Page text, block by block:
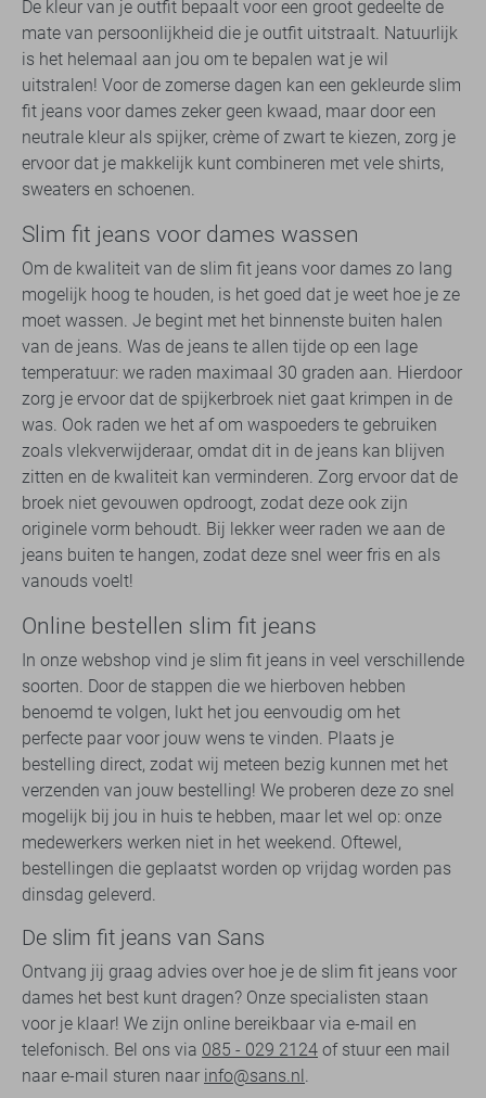
De kleur van je outfit bepaalt voor een groot gedeelte de
mate van persoonlijkheid die je outfit uitstraalt. Natuurlijk
is het helemaal aan jou om te bepalen wat je wil
uitstralen! Voor de zomerse dagen kan een gekleurde slim
fit jeans voor dames zeker geen kwaad, maar door een
neutrale kleur als spijker, crème of zwart te kiezen, zorg je
ervoor dat je makkelijk kunt combineren met vele shirts,
sweaters en schoenen.
Slim fit jeans voor dames wassen
Om de kwaliteit van de slim fit jeans voor dames zo lang
mogelijk hoog te houden, is het goed dat je weet hoe je ze
moet wassen. Je begint met het binnenste buiten halen
van de jeans. Was de jeans te allen tijde op een lage
temperatuur: we raden maximaal 30 graden aan. Hierdoor
zorg je ervoor dat de spijkerbroek niet gaat krimpen in de
was. Ook raden we het af om waspoeders te gebruiken
zoals vlekverwijderaar, omdat dit in de jeans kan blijven
zitten en de kwaliteit kan verminderen. Zorg ervoor dat de
broek niet gevouwen opdroogt, zodat deze ook zijn
originele vorm behoudt. Bij lekker weer raden we aan de
jeans buiten te hangen, zodat deze snel weer fris en als
vanouds voelt!
Online bestellen slim fit jeans
In onze webshop vind je slim fit jeans in veel verschillende
soorten. Door de stappen die we hierboven hebben
benoemd te volgen, lukt het jou eenvoudig om het
perfecte paar voor jouw wens te vinden. Plaats je
bestelling direct, zodat wij meteen bezig kunnen met het
verzenden van jouw bestelling! We proberen deze zo snel
mogelijk bij jou in huis te hebben, maar let wel op: onze
medewerkers werken niet in het weekend. Oftewel,
bestellingen die geplaatst worden op vrijdag worden pas
dinsdag geleverd.
De slim fit jeans van Sans
Ontvang jij graag advies over hoe je de slim fit jeans voor
dames het best kunt dragen? Onze specialisten staan
voor je klaar! We zijn online bereikbaar via e-mail en
telefonisch. Bel ons via 085 - 029 2124 of stuur een mail
naar e-mail sturen naar info@sans.nl.